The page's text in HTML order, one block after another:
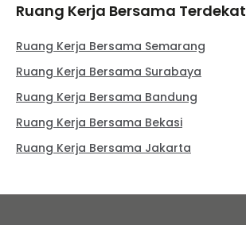
Ruang Kerja Bersama Terdekat
Ruang Kerja Bersama Semarang
Ruang Kerja Bersama Surabaya
Ruang Kerja Bersama Bandung
Ruang Kerja Bersama Bekasi
Ruang Kerja Bersama Jakarta